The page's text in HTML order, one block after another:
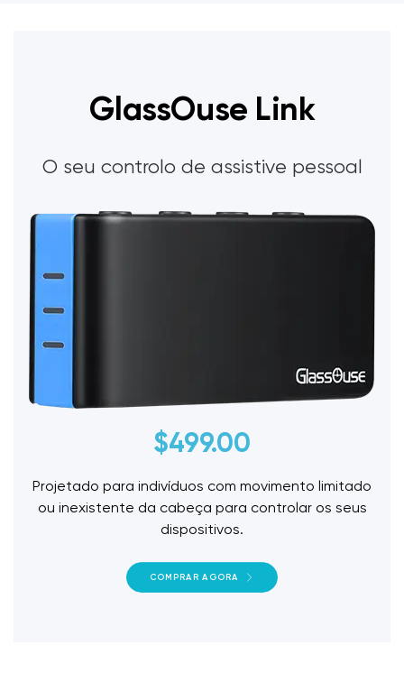
GlassOuse Link
O seu controlo de assistive pessoal
$499.00
Projetado para indivíduos com movimento limitado
ou inexistente da cabeça para controlar os seus
dispositivos.
COMPRAR AGORA